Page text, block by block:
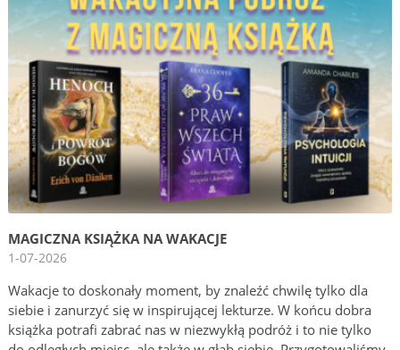
MAGICZNA KSIĄŻKA NA WAKACJE
1-07-2026
Wakacje to doskonały moment, by znaleźć chwilę tylko dla
siebie i zanurzyć się w inspirującej lekturze. W końcu dobra
książka potrafi zabrać nas w niezwykłą podróż i to nie tylko